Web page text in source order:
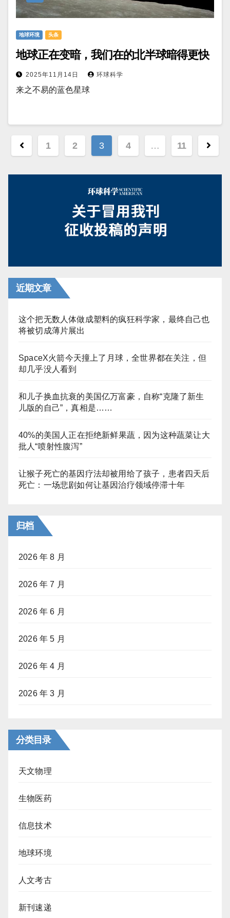
地球环境 头条
地球正在变暗，我们在的北半球暗得更快
2025年11月14日 环球科学
来之不易的蓝色星球
文
1 2 3 4 … 11
近期文章
这个把无数人体做成塑料的疯狂科学家，最终自己也
将被切成薄片展出
SpaceX火箭今天撞上了月球，全世界都在关注，但
却几乎没人看到
和儿子换血抗衰的美国亿万富豪，自称“克隆了新生
儿版的自己”，真相是……
40%的美国人正在拒绝新鲜果蔬，因为这种蔬菜让大
批人“喷射性腹泻”
让猴子死亡的基因疗法却被用给了孩子，患者四天后
死亡：一场悲剧如何让基因治疗领域停滞十年
归档
2026 年 8 月
2026 年 7 月
2026 年 6 月
2026 年 5 月
2026 年 4 月
2026 年 3 月
分类目录
天文物理
生物医药
信息技术
地球环境
人文考古
新刊速递